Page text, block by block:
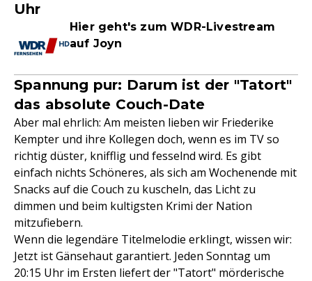
Uhr
Hier geht's zum WDR-Livestream
auf Joyn
Spannung pur: Darum ist der "Tatort"
das absolute Couch-Date
Aber mal ehrlich: Am meisten lieben wir Friederike
Kempter und ihre Kollegen doch, wenn es im TV so
richtig düster, knifflig und fesselnd wird. Es gibt
einfach nichts Schöneres, als sich am Wochenende mit
Snacks auf die Couch zu kuscheln, das Licht zu
dimmen und beim kultigsten Krimi der Nation
mitzufiebern.
Wenn die legendäre Titelmelodie erklingt, wissen wir:
Jetzt ist Gänsehaut garantiert. Jeden Sonntag um
20:15 Uhr im Ersten liefert der "Tatort" mörderische